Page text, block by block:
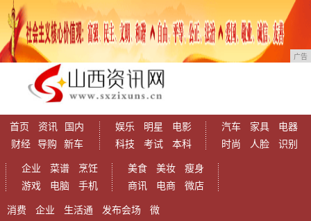
广告
首页 资讯
国内
财经
导购 新车
娱乐 明星
电影
科技
考试 本科
汽车 家具
电器
时尚
人脸 识别
企业 菜谱
烹饪
游戏
电脑 手机
美食 美妆
瘦身
商讯
电商 微店
消费 企业 生活通 发布会场
微